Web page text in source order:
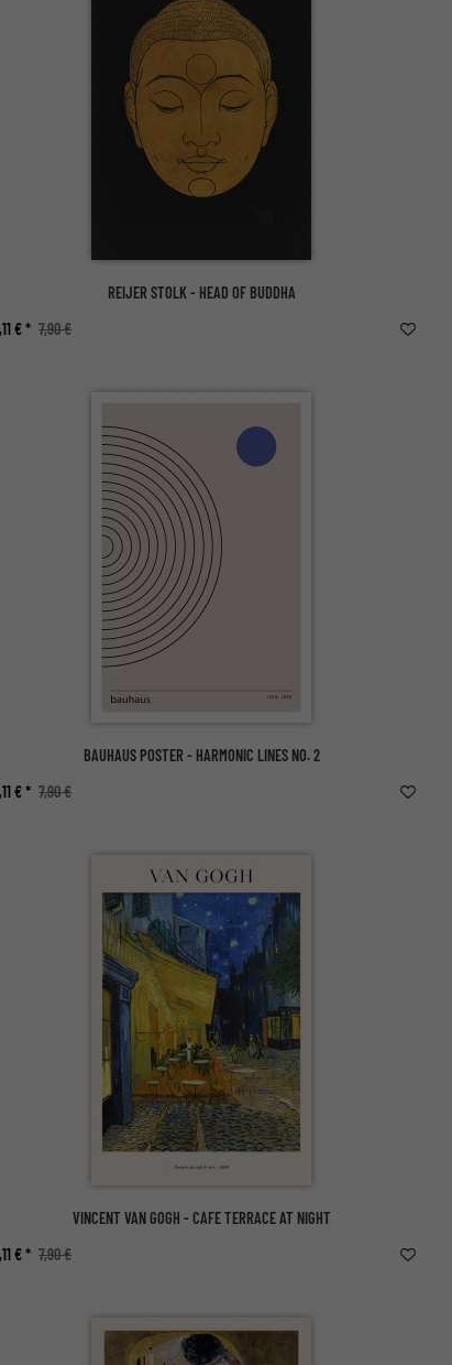
REIJER STOLK - HEAD OF BUDDHA
€ * 7,90 €
BAUHAUS POSTER - HARMONIC LINES NO. 2
€ * 7,90 €
VINCENT VAN GOGH - CAFE TERRACE AT NIGHT
€ * 7,90 €